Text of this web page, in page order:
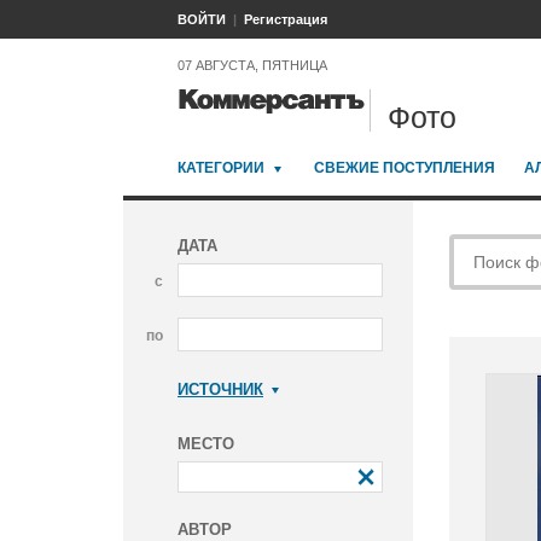
ВОЙТИ Регистрация
07 АВГУСТА, ПЯТНИЦА
Фото
КАТЕГОРИИ СВЕЖИЕ ПОСТУПЛЕНИЯ
ДАТА
с
по
ИСТОЧНИК
МЕСТО
АВТОР